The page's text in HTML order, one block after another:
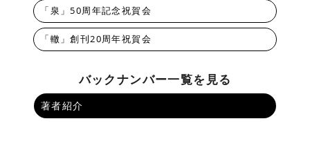
「泉」50周年記念祝賀会
「轍」創刊20周年祝賀会
バックナンバー一覧を見る
著者紹介